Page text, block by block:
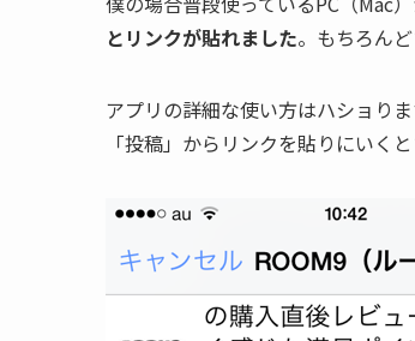
とリンクが貼れました。もちろん
アプリの詳細な使い方はハショりま
「投稿」からリンクを貼りにいく